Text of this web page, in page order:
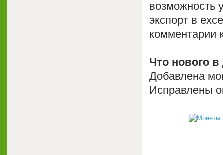
возможность
экспорт в
комментарии
Что нового
Добавлена
Исправлены